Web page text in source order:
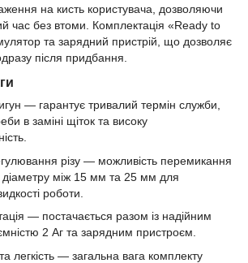
на кисть користувача, дозволяючи
час без втоми. Комплектація «Ready to
та зарядний пристрій, що дозволяє
після придбання.
— гарантує тривалий термін служби,
в заміні щіток та високу
різу — можливість перемикання
між 15 мм та 25 мм для
роботи.
— постачається разом із надійним
2 Аг та зарядним пристроєм.
легкість — загальна вага комплекту